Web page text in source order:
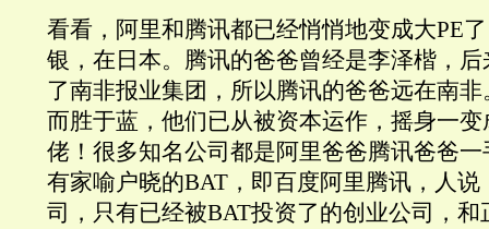
看看，阿里和腾讯都已经悄悄地变成大PE
银，在日本。腾讯的爸爸曾经是李泽楷，
了南非报业集团，所以腾讯的爸爸远在南
而胜于蓝，他们已从被资本运作，摇身一
佬！很多知名公司都是阿里爸爸腾讯爸爸
有家喻户晓的BAT，即百度阿里腾讯，人
司，只有已经被BAT投资了的创业公司，